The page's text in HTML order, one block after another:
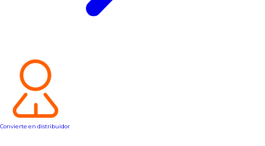
Convierte en distribuidor